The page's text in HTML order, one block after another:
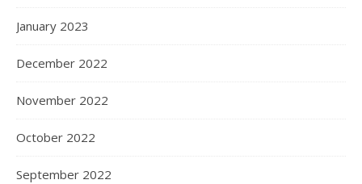
January 2023
December 2022
November 2022
October 2022
September 2022